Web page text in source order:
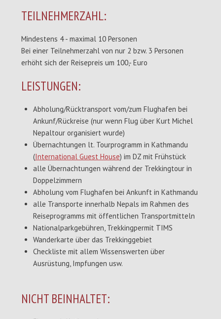
TEILNEHMERZAHL:
Mindestens 4 - maximal 10 Personen
Bei einer Teilnehmerzahl von nur 2 bzw. 3 Personen
erhöht sich der Reisepreis um 100,- Euro
LEISTUNGEN:
Abholung/Rücktransport vom/zum Flughafen bei
Ankunf/Rückreise (nur wenn Flug über Kurt Michel
Nepaltour organisiert wurde)
Übernachtungen lt. Tourprogramm in Kathmandu
(International Guest House) im DZ mit Frühstück
alle Übernachtungen während der Trekkingtour in
Doppelzimmern
Abholung vom Flughafen bei Ankunft in Kathmandu
alle Transporte innerhalb Nepals im Rahmen des
Reiseprogramms mit öffentlichen Transportmitteln
Nationalparkgebühren, Trekkingpermit TIMS
Wanderkarte über das Trekkinggebiet
Checkliste mit allem Wissenswerten über
Ausrüstung, Impfungen usw.
NICHT BEINHALTET: